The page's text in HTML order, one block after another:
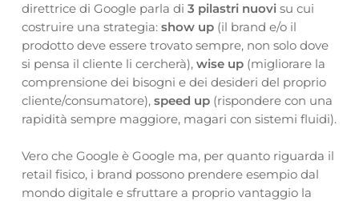
direttrice di Google parla di 3 pilastri nuovisu cui
costruire una strategia: show up(il brand e/o il
prodotto deve essere trovato sempre, non solo dove
si pensa il cliente li cercherà), wise up(migliorare la
comprensione dei bisogni e dei desideri del proprio
cliente/consumatore), speed up(rispondere con una
rapidità sempre maggiore, magari con sistemi fluidi).
Vero che Google è Google ma, per quanto riguarda il
retail fisico, i brand possono prendere esempio dal
mondo digitale e sfruttare a proprio vantaggio la